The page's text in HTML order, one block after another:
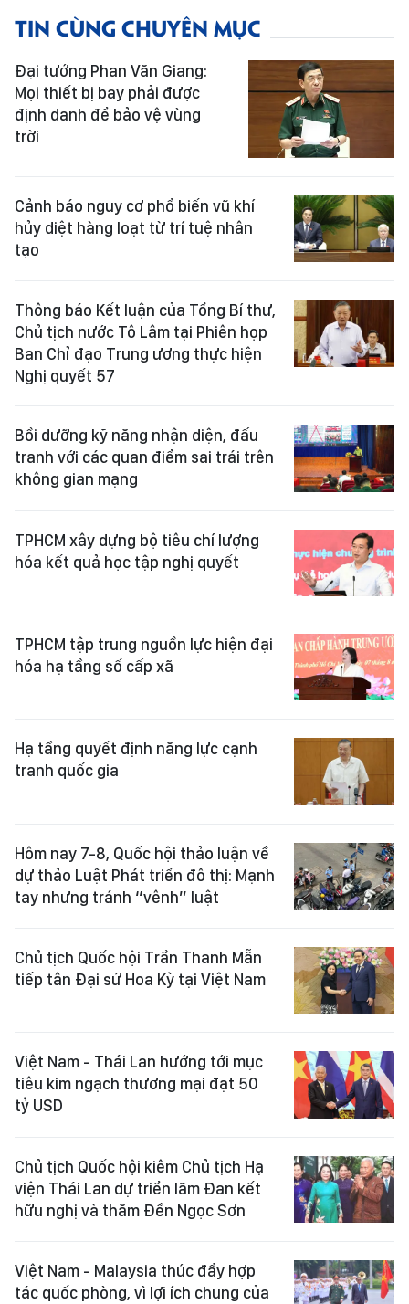
TIN CÙNG CHUYÊN MỤC
Đại tướng Phan Văn Giang:
Mọi thiết bị bay phải được
định danh để bảo vệ vùng
trời
Cảnh báo nguy cơ phổ biến vũ khí
hủy diệt hàng loạt từ trí tuệ nhân
tạo
Thông báo Kết luận của Tổng Bí thư,
Chủ tịch nước Tô Lâm tại Phiên họp
Ban Chỉ đạo Trung ương thực hiện
Nghị quyết 57
Bồi dưỡng kỹ năng nhận diện, đấu
tranh với các quan điểm sai trái trên
không gian mạng
TPHCM xây dựng bộ tiêu chí lượng
hóa kết quả học tập nghị quyết
TPHCM tập trung nguồn lực hiện đại
hóa hạ tầng số cấp xã
Hạ tầng quyết định năng lực cạnh
tranh quốc gia
Hôm nay 7-8, Quốc hội thảo luận về
dự thảo Luật Phát triển đô thị: Mạnh
tay nhưng tránh “vênh” luật
Chủ tịch Quốc hội Trần Thanh Mẫn
tiếp tân Đại sứ Hoa Kỳ tại Việt Nam
Việt Nam - Thái Lan hướng tới mục
tiêu kim ngạch thương mại đạt 50
tỷ USD
Chủ tịch Quốc hội kiêm Chủ tịch Hạ
viện Thái Lan dự triển lãm Đan kết
hữu nghị và thăm Đền Ngọc Sơn
Việt Nam - Malaysia thúc đẩy hợp
tác quốc phòng, vì lợi ích chung của